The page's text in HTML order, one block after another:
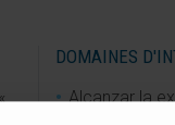
DOMAINES
Alcanzar la